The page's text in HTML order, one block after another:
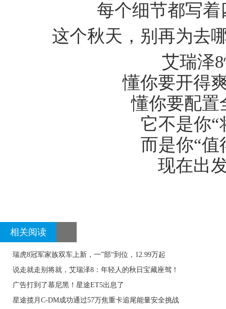
每个细节都写着
这个秋天，别再为去
艾瑞泽
懂你要开得爽
懂你要配置
它不是你“
而是你“值
现在出发
相关阅读
·瑞虎8冠军家族双车上新，一”部“到位，12.99万起
·说走就走别将就，艾瑞泽8：年轻人的秋日宝藏座驾！
· 广告打到了慕尼黑！星途ET5出息了
·星途揽月C-DM成功通过57万焦重卡追尾能量安全挑战